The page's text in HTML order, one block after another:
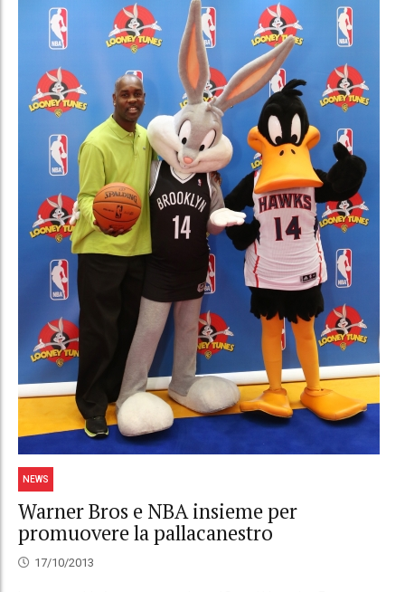
NEWS
Warner Bros e NBA insieme per
promuovere la pallacanestro
17/10/2013